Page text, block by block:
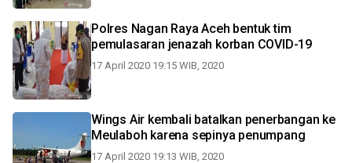
Polres Nagan Raya Aceh bentuk tim
pemulasaran jenazah korban COVID-19
17 April 2020 19:15 WIB, 2020
Wings Air kembali batalkan penerbangan ke
Meulaboh karena sepinya penumpang
17 April 2020 19:13 WIB, 2020